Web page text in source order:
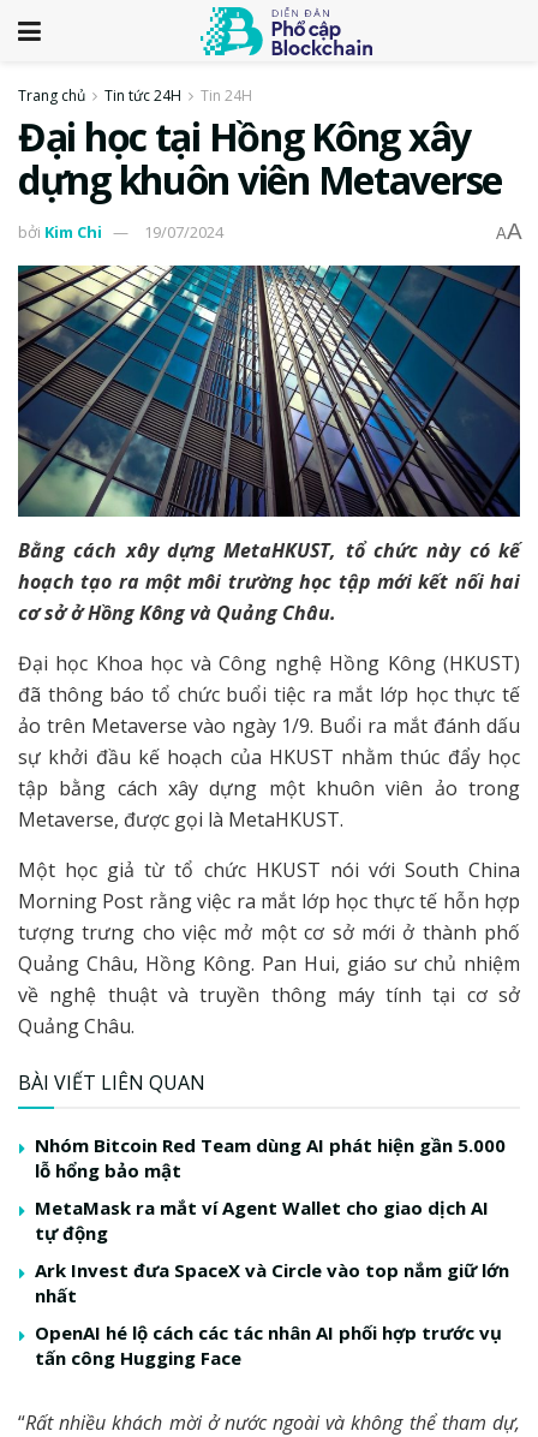
Trang chủ Tin tức 24H Tin 24H
Đại học tại Hồng Kông xây
dựng khuôn viên Metaverse
bởi Kim Chi 19/07/2024 AA
Bằng cách xây dựng MetaHKUST, tổ chức này có kế
hoạch tạo ra một môi trường học tập mới kết nối hai
cơ sở ở Hồng Kông và Quảng Châu.
Đại học Khoa học và Công nghệ Hồng Kông (HKUST)
đã thông báo tổ chức buổi tiệc ra mắt lớp học thực tế
ảo trên Metaverse vào ngày 1/9. Buổi ra mắt đánh dấu
sự khởi đầu kế hoạch của HKUST nhằm thúc đẩy học
tập bằng cách xây dựng một khuôn viên ảo trong
Metaverse, được gọi là MetaHKUST.
Một học giả từ tổ chức HKUST nói với South China
Morning Post rằng việc ra mắt lớp học thực tế hỗn hợp
tượng trưng cho việc mở một cơ sở mới ở thành phố
Quảng Châu, Hồng Kông. Pan Hui, giáo sư chủ nhiệm
về nghệ thuật và truyền thông máy tính tại cơ sở
Quảng Châu.
BÀI VIẾT LIÊN QUAN
Nhóm Bitcoin Red Team dùng AI phát hiện gần 5.000
lỗ hổng bảo mật
MetaMask ra mắt ví Agent Wallet cho giao dịch AI
tự động
Ark Invest đưa SpaceX và Circle vào top nắm giữ lớn
nhất
OpenAI hé lộ cách các tác nhân AI phối hợp trước vụ
tấn công Hugging Face
“Rất nhiều khách mời ở nước ngoài và không thể tham dự,